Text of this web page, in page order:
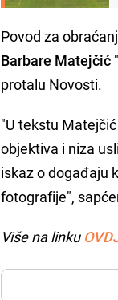
Povod za
Barbare Matejčić "
protalu Novosti.
"U tekstu
objektiva i niza
iskaz o događaju
fotografije",
Više na linku